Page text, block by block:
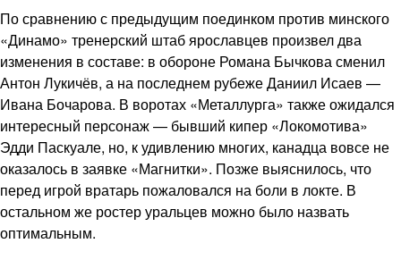
По сравнению с предыдущим поединком против минского
«Динамо» тренерский штаб ярославцев произвел два
изменения в составе: в обороне Романа Бычкова сменил
Антон Лукичёв, а на последнем рубеже Даниил Исаев —
Ивана Бочарова. В воротах «Металлурга» также ожидался
интересный персонаж — бывший кипер «Локомотива»
Эдди Паскуале, но, к удивлению многих, канадца вовсе не
оказалось в заявке «Магнитки». Позже выяснилось, что
перед игрой вратарь пожаловался на боли в локте. В
остальном же ростер уральцев можно было назвать
оптимальным.